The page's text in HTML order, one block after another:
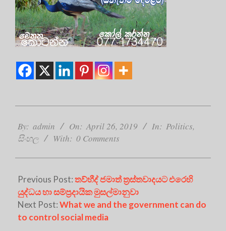
04-
26
By: admin On: April 26, 2019 In: Politics,
සිංහල
With: 0 Comments
Previous Post:තව්හීද් ජමාත් ත්‍රස්තවාදයට එරෙහි
යුද්ධය හා සම්ප්‍රදායික මුසල්මානුවා
Next Post:What we and the government can do
to control social media